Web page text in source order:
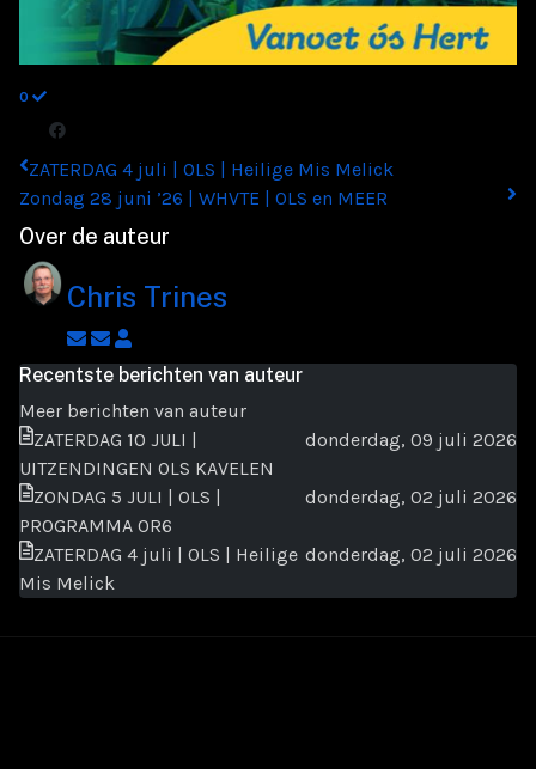
0
ZATERDAG 4 juli | OLS | Heilige Mis Melick
Zondag 28 juni ’26 | WHVTE | OLS en MEER
Over de auteur
Chris Trines
Abonneer
op
updates
Afmelden
op
van
auteur
Chris
Trines
Recentste berichten van auteur
Meer berichten van auteur
donderdag, 09 juli 2026
ZATERDAG 10 JULI |
UITZENDINGEN OLS KAVELEN
donderdag, 02 juli 2026
ZONDAG 5 JULI | OLS |
PROGRAMMA OR6
donderdag, 02 juli 2026
ZATERDAG 4 juli | OLS | Heilige
Mis Melick